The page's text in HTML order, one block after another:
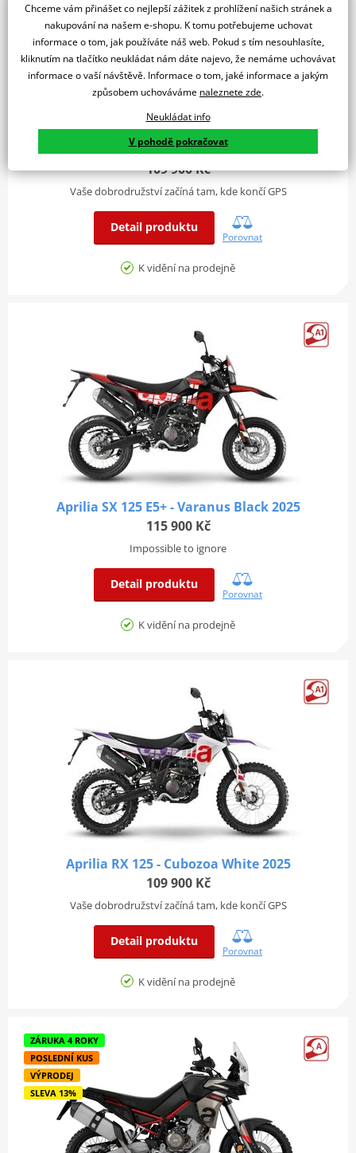
Aprilia RX 125 - Varanus Black 2025
109 900 Kč
Vaše dobrodružství začíná tam, kde končí GPS
Detail produktu
Porovnat
K vidění na prodejně
Aprilia SX 125 E5+ - Varanus Black 2025
115 900 Kč
Impossible to ignore
Detail produktu
Porovnat
K vidění na prodejně
Aprilia RX 125 - Cubozoa White 2025
109 900 Kč
Vaše dobrodružství začíná tam, kde končí GPS
Detail produktu
Porovnat
K vidění na prodejně
ZÁRUKA 4 ROKY
POSLEDNÍ KUS
VÝPRODEJ
SLEVA 13%
Chceme vám přinášet co nejlepší zážitek z prohlížení našich stránek a
nakupování na našem e-shopu. K tomu potřebujeme uchovat
informace o tom, jak používáte náš web. Pokud s tím nesouhlasíte,
kliknutím na tlačítko neukládat nám dáte najevo, že nemáme uchovávat
informace o vaší návštěvě. Informace o tom, jaké informace a jakým
způsobem uchováváme naleznete zde.
Neukládat info
V pohodě pokračovat